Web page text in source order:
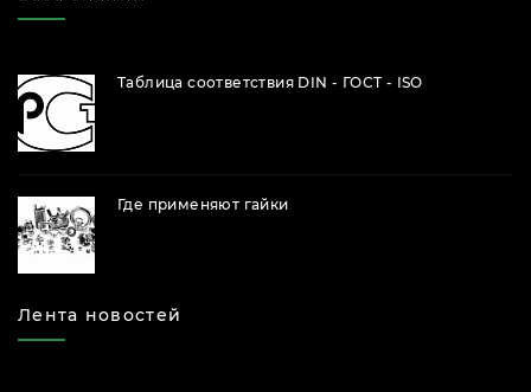
Таблица соответствия DIN - ГОСТ - ISO
Где применяют гайки
Лента новостей